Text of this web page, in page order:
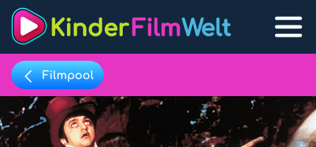
Filmpool Lexikon
Filmpool